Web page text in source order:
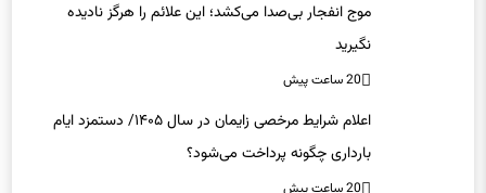
موج انفجار بی‌صدا می‌کشد؛ این علائم را هرگز نادیده
نگیرید
20 ساعت پیش
اعلام شرایط مرخصی زایمان در سال ۱۴۰۵/ دستمزد ایام
بارداری چگونه پرداخت می‌شود؟
20 ساعت پیش